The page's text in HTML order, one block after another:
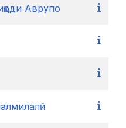
Аврупо